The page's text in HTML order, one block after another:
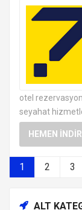
otel
seyahat
HEMEN İNDIR
1 2 3
ALT